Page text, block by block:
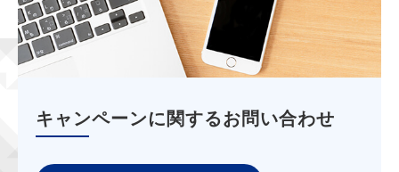
キャンペーンに関するお問い合わせ